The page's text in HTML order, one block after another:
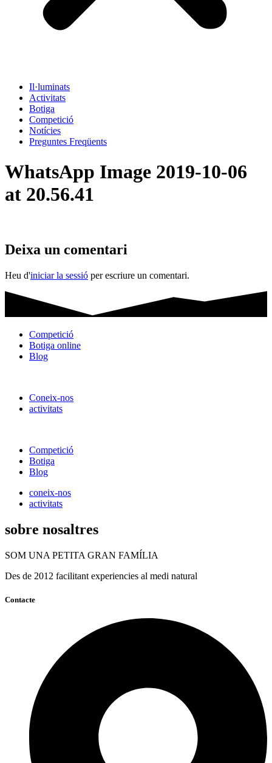
Il·luminats
Activitats
Botiga
Competició
Notícies
Preguntes Freqüents
WhatsApp Image 2019-10-06
at 20.56.41
Deixa un comentari
Heu d'iniciar la sessió per escriure un comentari.
Competició
Botiga online
Blog
Coneix-nos
activitats
Competició
Botiga
Blog
coneix-nos
activitats
sobre nosaltres
SOM UNA PETITA GRAN FAMÍLIA
Des de 2012 facilitant experiencies al medi natural
Contacte